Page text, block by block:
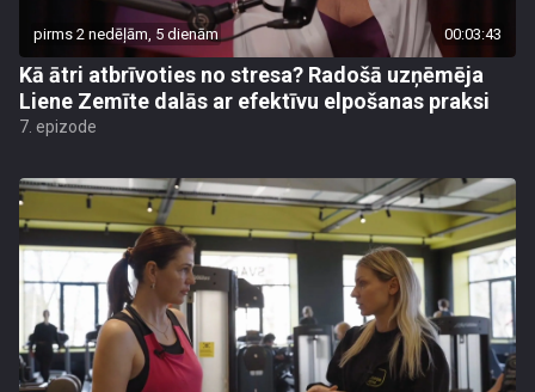
pirms 2 nedēļām, 5 dienām 00:03:43
Kā ātri atbrīvoties no stresa? Radošā uzņēmēja
Liene Zemīte dalās ar efektīvu elpošanas praksi
7. epizode